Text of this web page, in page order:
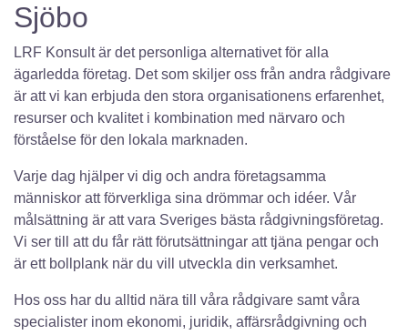
Sjöbo
LRF Konsult är det personliga alternativet för alla
ägarledda företag. Det som skiljer oss från andra rådgivare
är att vi kan erbjuda den stora organisationens erfarenhet,
resurser och kvalitet i kombination med närvaro och
förståelse för den lokala marknaden.
Varje dag hjälper vi dig och andra företagsamma
människor att förverkliga sina drömmar och idéer. Vår
målsättning är att vara Sveriges bästa rådgivningsföretag.
Vi ser till att du får rätt förutsättningar att tjäna pengar och
är ett bollplank när du vill utveckla din verksamhet.
Hos oss har du alltid nära till våra rådgivare samt våra
specialister inom ekonomi, juridik, affärsrådgivning och